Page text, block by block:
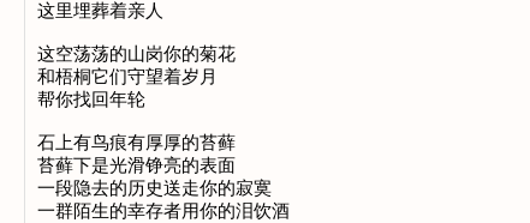
这里埋葬着亲人
这空荡荡的山岗你的菊花
和梧桐它们守望着岁月
帮你找回年轮
石上有鸟痕有厚厚的苔藓
苔藓下是光滑铮亮的表面
一段隐去的历史送走你的寂寞
一群陌生的幸存者用你的泪饮酒